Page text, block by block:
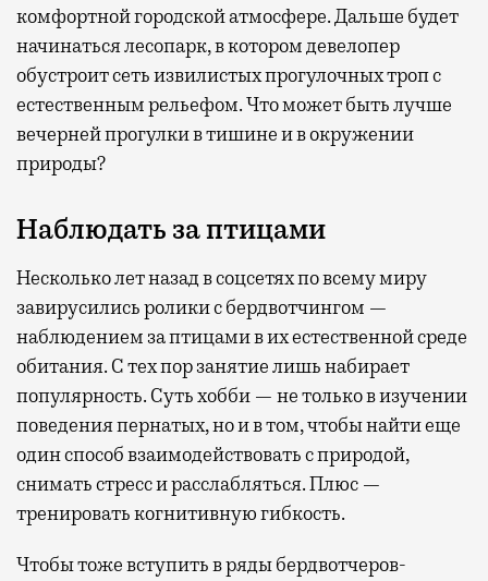
комфортной городской атмосфере. Дальше будет
начинаться лесопарк, в котором девелопер
обустроит сеть извилистых прогулочных троп с
естественным рельефом. Что может быть лучше
вечерней прогулки в тишине и в окружении
природы?
Наблюдать за птицами
Несколько лет назад в соцсетях по всему миру
завирусились ролики с бердвотчингом —
наблюдением за птицами в их естественной среде
обитания. С тех пор занятие лишь набирает
популярность. Суть хобби — не только в изучении
поведения пернатых, но и в том, чтобы найти еще
один способ взаимодействовать с природой,
снимать стресс и расслабляться. Плюс —
тренировать когнитивную гибкость.
Чтобы тоже вступить в ряды бердвотчеров-